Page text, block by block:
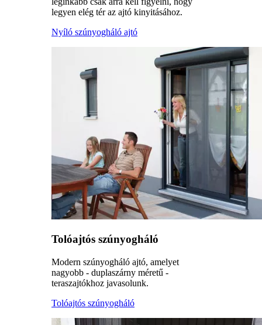
legyen elég tér az ajtó kinyitásához.
Nyíló szúnyogháló ajtó
Tolóajtós szúnyogháló
Modern szúnyogháló ajtó, amelyet
nagyobb - duplaszárny méretű -
teraszajtókhoz javasolunk.
Tolóajtós szúnyogháló